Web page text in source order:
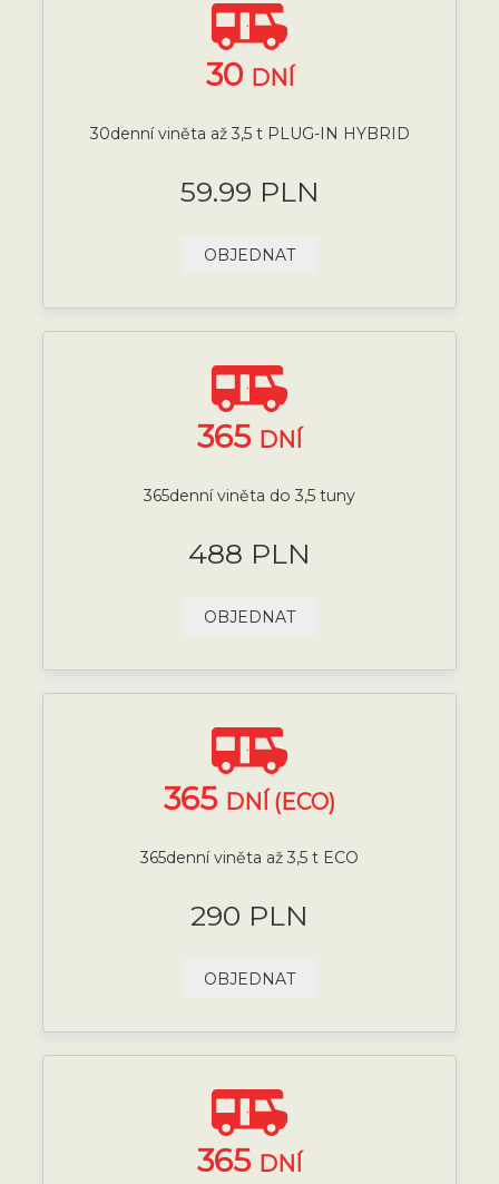
30 DNÍ
30denní viněta až 3,5 t PLUG-IN HYBRID
59.99 PLN
OBJEDNAT
365 DNÍ
365denní viněta do 3,5 tuny
488 PLN
OBJEDNAT
365 DNÍ (ECO)
365denní viněta až 3,5 t ECO
290 PLN
OBJEDNAT
365 DNÍ